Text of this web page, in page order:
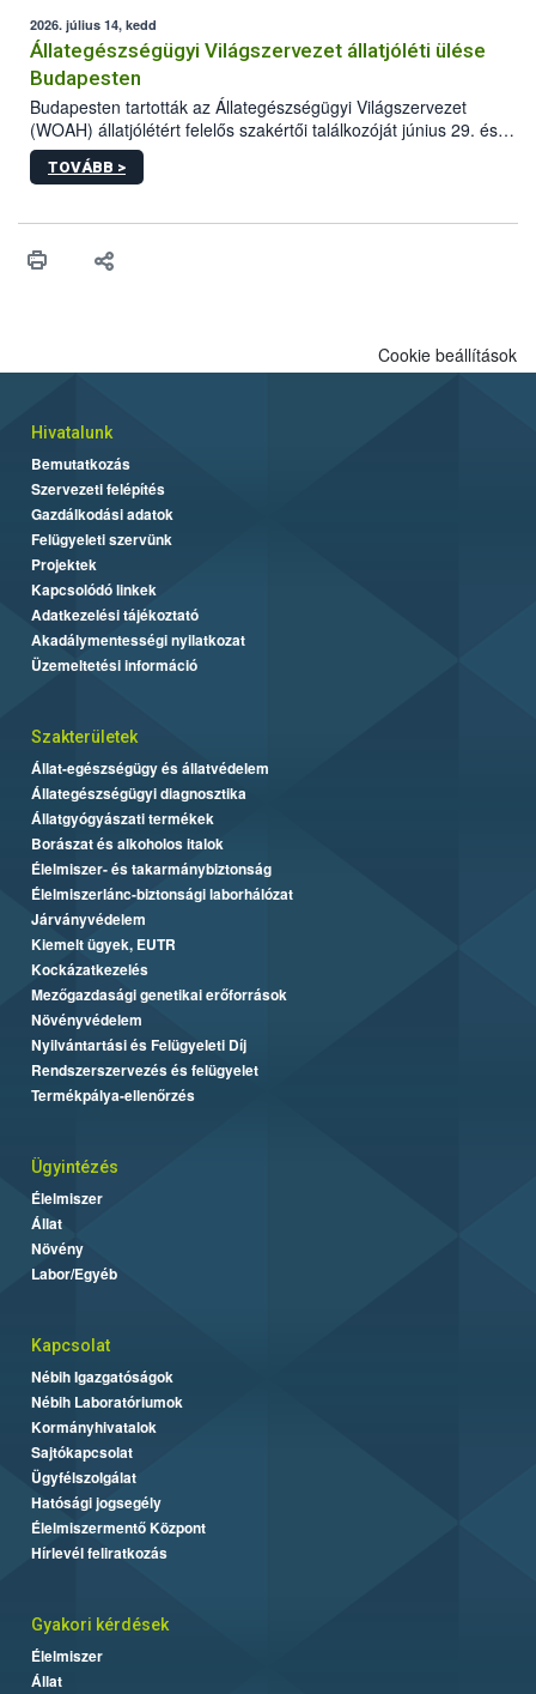
2026. július 14, kedd
Állategészségügyi Világszervezet állatjóléti ülése
Budapesten
Budapesten tartották az Állategészségügyi Világszervezet
(WOAH) állatjólétért felelős szakértői találkozóját június 29. és
július 2. között. Az Agrár- és Élelmiszergazdaságért Felelős
Minisztérium (AÉM) és a Nemzeti Élelmiszerlánc-biztonsági
gazdasági haszonállatok jólétének elősegítése volt az európai
meg tapasztalatait a gazdasági haszonállatok jólétének
TOVÁBB >
Cookie beállítások
Hivatalunk
Bemutatkozás
Szervezeti felépítés
Gazdálkodási adatok
Felügyeleti szervünk
Projektek
Kapcsolódó linkek
Adatkezelési tájékoztató
Akadálymentességi nyilatkozat
Üzemeltetési információ
Szakterületek
Állat-egészségügy és állatvédelem
Állategészségügyi diagnosztika
Állatgyógyászati termékek
Borászat és alkoholos italok
Élelmiszer- és takarmánybiztonság
Élelmiszerlánc-biztonsági laborhálózat
Járványvédelem
Kiemelt ügyek, EUTR
Kockázatkezelés
Mezőgazdasági genetikai erőforrások
Növényvédelem
Nyilvántartási és Felügyeleti Díj
Rendszerszervezés és felügyelet
Termékpálya-ellenőrzés
Ügyintézés
Élelmiszer
Állat
Növény
Labor/Egyéb
Kapcsolat
Nébih Igazgatóságok
Nébih Laboratóriumok
Kormányhivatalok
Sajtókapcsolat
Ügyfélszolgálat
Hatósági jogsegély
Élelmiszermentő Központ
Hírlevél feliratkozás
Gyakori kérdések
Élelmiszer
Állat